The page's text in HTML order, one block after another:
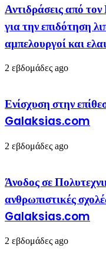
Αντιδράσεις από
για την επιδότηση
αμπελουργοί και
2 εβδομάδες ago
Ενίσχυση στην
Galaksias.com
2 εβδομάδες ago
Άνοδος σε
ανθρωπιστικές
Galaksias.com
2 εβδομάδες ago